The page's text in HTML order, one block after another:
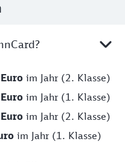
im Jahr (2. Klasse)
im Jahr (1. Klasse)
im Jahr (2. Klasse)
im Jahr (1. Klasse)